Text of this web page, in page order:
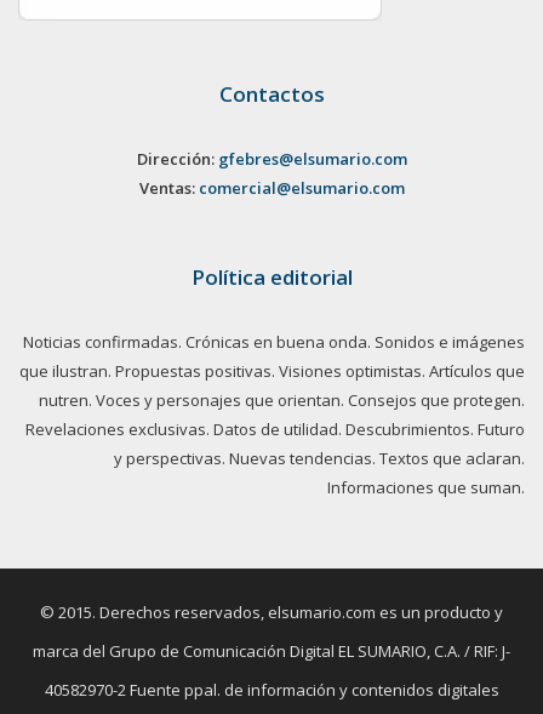
Contactos
Dirección: gfebres@elsumario.com
Ventas: comercial@elsumario.com
Política editorial
Noticias confirmadas. Crónicas en buena onda. Sonidos e imágenes
que ilustran. Propuestas positivas. Visiones optimistas. Artículos que
nutren. Voces y personajes que orientan. Consejos que protegen.
Revelaciones exclusivas. Datos de utilidad. Descubrimientos. Futuro
y perspectivas. Nuevas tendencias. Textos que aclaran.
Informaciones que suman.
© 2015. Derechos reservados, elsumario.com es un producto y
marca del Grupo de Comunicación Digital EL SUMARIO, C.A. / RIF: J-
40582970-2 Fuente ppal. de información y contenidos digitales